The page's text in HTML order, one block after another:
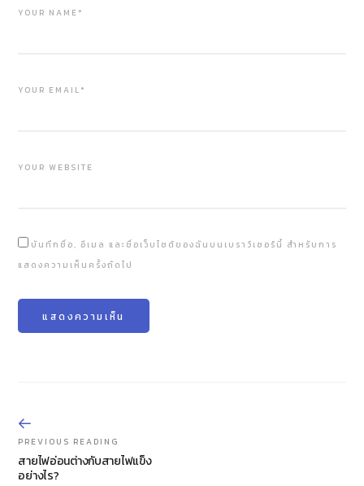
YOUR NAME*
YOUR EMAIL*
YOUR WEBSITE
บันทึกชื่อ, อีเมล และชื่อเว็บไซต์ของฉันบนเบราว์เซอร์นี้ สำหรับการ
แสดงความเห็นครั้งถัดไป
PREVIOUS READING
สายไฟอ่อนต่างกับสายไฟแข็ง
อย่างไร?